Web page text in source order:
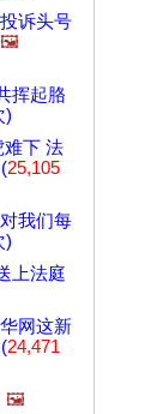
诉头号
🖼️
挥起胳
)
难下 法
(25,105
我们每
)
上法庭
网这新
(24,471
🖼️